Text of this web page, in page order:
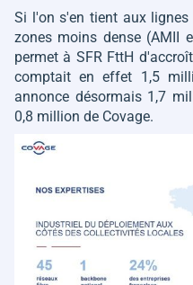
Si l'on s'en tient aux
zones moins dense (AMII
permet à SFR FttH
comptait en effet 1,5
annonce désormais 1,7
0,8 million de Covage.